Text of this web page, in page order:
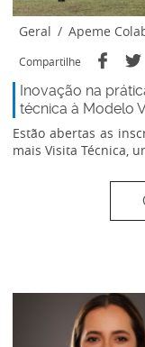
Geral / Apeme
Compartilhe
Inovação na
técnica à Modelo
Estão abertas as
mais Visita Técnica,